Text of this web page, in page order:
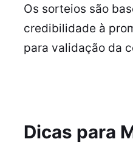
Os sorteios são
credibilidade à
para validação da
Dicas para